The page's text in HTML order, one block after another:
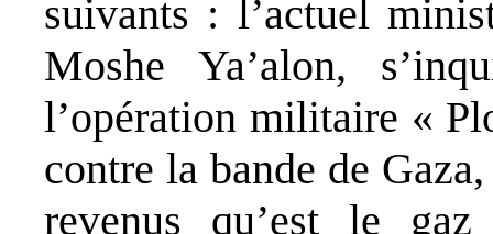
suivants : l’actuel
Moshe Ya’alon,
l’opération militaire «
contre la bande de
revenus qu’est le